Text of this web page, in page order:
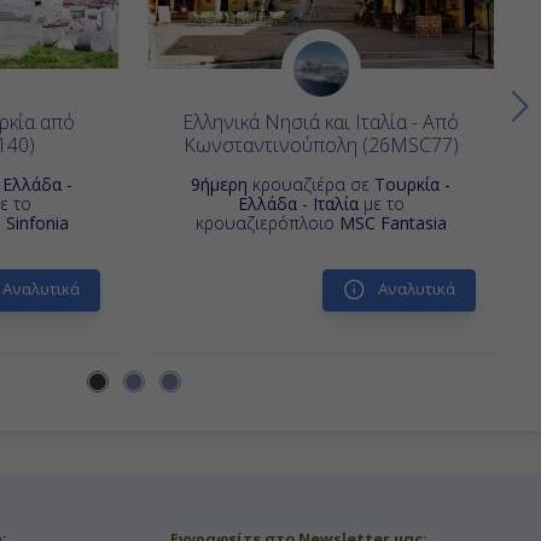
από
Ελλάδα -
το
Sinfonia
Ελληνικά Νησιά και Ιταλία - Από
Κωνσταντινούπολη (26MSC77)
9ήμερη κρουαζιέρα σε Τουρκία -
Ελλάδα - Ιταλίαμε το
κρουαζιερόπλοιο MSC Fantasia
Αναλυτικά